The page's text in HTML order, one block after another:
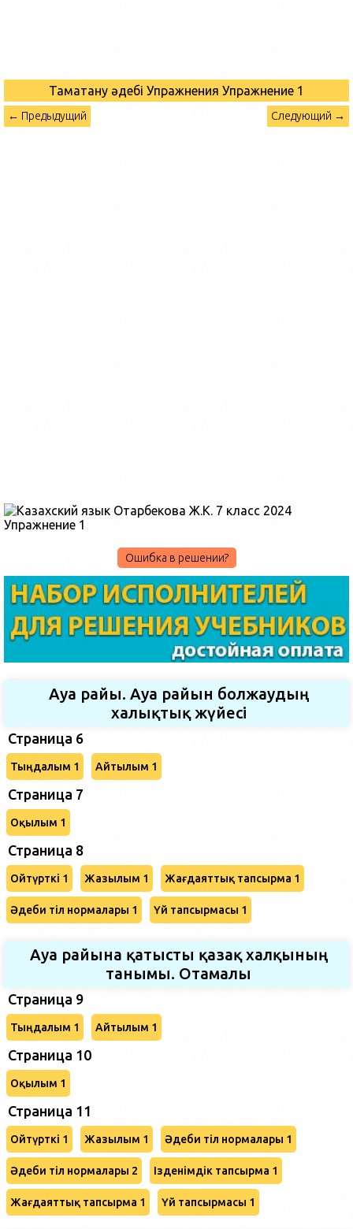
Тамақтану әдебі Упражнения Упражнение 1
← Предыдущий Следующий →
Ошибка в решении?
Ауа райы. Ауа райын болжаудың
халықтық жүйесі
Страница 6
Тыңдалым 1 Айтылым 1
Страница 7
Оқылым 1
Страница 8
Ойтүрткі 1 Жазылым 1 Жағдаяттық тапсырма 1
Әдеби тіл нормалары 1 Үй тапсырмасы 1
Ауа райына қатысты қазақ халқының
танымы. Отамалы
Страница 9
Тыңдалым 1 Айтылым 1
Страница 10
Оқылым 1
Страница 11
Ойтүрткі 1 Жазылым 1 Әдеби тіл нормалары 1
Әдеби тіл нормалары 2 Ізденімдік тапсырма 1
Жағдаяттық тапсырма 1 Үй тапсырмасы 1